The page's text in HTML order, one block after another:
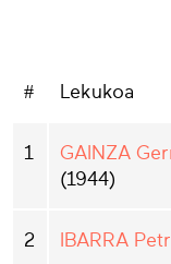
# Lekukoa
1
GAINZA
(1944)
2 IBARRA